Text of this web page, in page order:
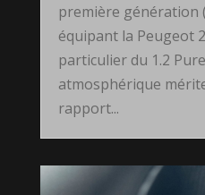
première génération
équipant la Peugeot
particulier du 1.2
atmosphérique
rapport...